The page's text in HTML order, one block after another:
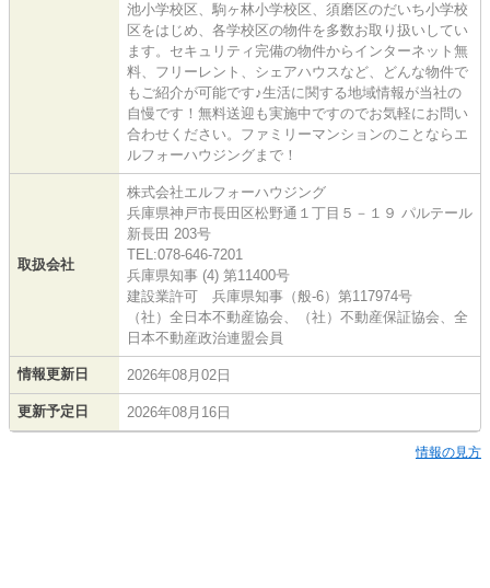
池小学校区、駒ヶ林小学校区、須磨区のだいち小学校
区をはじめ、各学校区の物件を多数お取り扱いしてい
ます。セキュリティ完備の物件からインターネット無
料、フリーレント、シェアハウスなど、どんな物件で
もご紹介が可能です♪生活に関する地域情報が当社の
自慢です！無料送迎も実施中ですのでお気軽にお問い
合わせください。ファミリーマンションのことならエ
ルフォーハウジングまで！
取扱会社
株式会社エルフォーハウジング
兵庫県神戸市長田区松野通１丁目５－１９ パルテール
新長田 203号
TEL:078-646-7201
兵庫県知事 (4) 第11400号
建設業許可 兵庫県知事（般-6）第117974号
（社）全日本不動産協会、（社）不動産保証協会、全
日本不動産政治連盟会員
情報更新日 2026年08月02日
更新予定日 2026年08月16日
情報の見方